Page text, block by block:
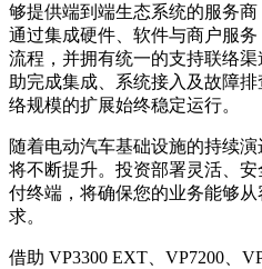
够提供端到端生态系统的服务商
通过集成硬件、软件与商户服
流程，并拥有统一的支持联络
助完成集成、系统接入及故障
络规模的扩展始终稳定运行。
随着电动汽车基础设施的持续
将不断提升。投资部署灵活、
付终端，将确保您的业务能够
求。
借助 VP3300 EXT、VP7200、